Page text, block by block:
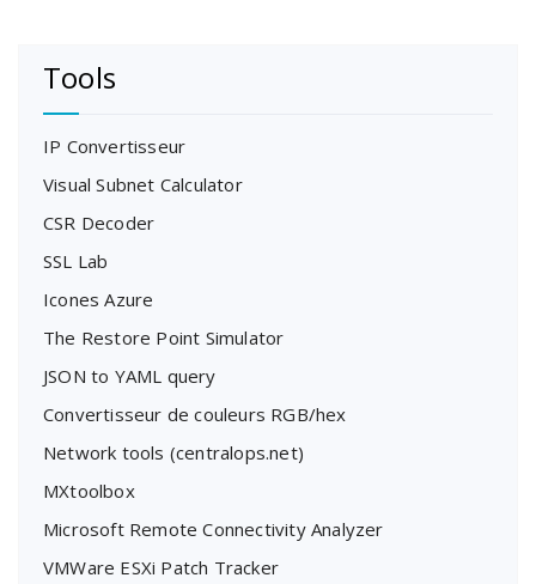
Tools
IP Convertisseur
Visual Subnet Calculator
CSR Decoder
SSL Lab
Icones Azure
The Restore Point Simulator
JSON to YAML query
Convertisseur de couleurs RGB/hex
Network tools (centralops.net)
MXtoolbox
Microsoft Remote Connectivity Analyzer
VMWare ESXi Patch Tracker